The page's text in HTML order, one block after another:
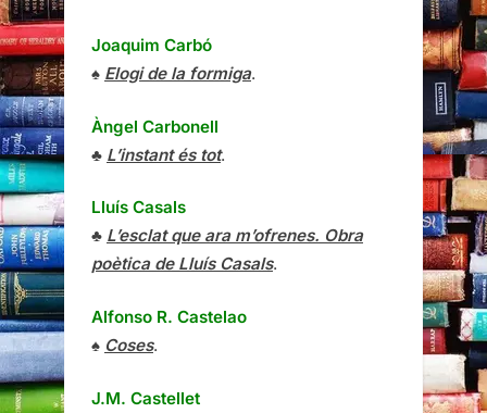
Joaquim Carbó
♠ Elogi de la formiga.
Àngel Carbonell
♣ L’instant és tot.
Lluís Casals
♣ L’esclat que ara m’ofrenes. Obra
poètica de Lluís Casals.
Alfonso R. Castelao
♠ Coses.
J.M. Castellet